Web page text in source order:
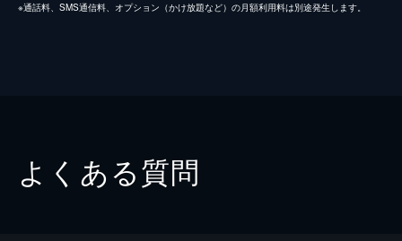
※通話料、SMS通信料、オプション（かけ放題など）の月額利用料は別途発生します。
よくある質問